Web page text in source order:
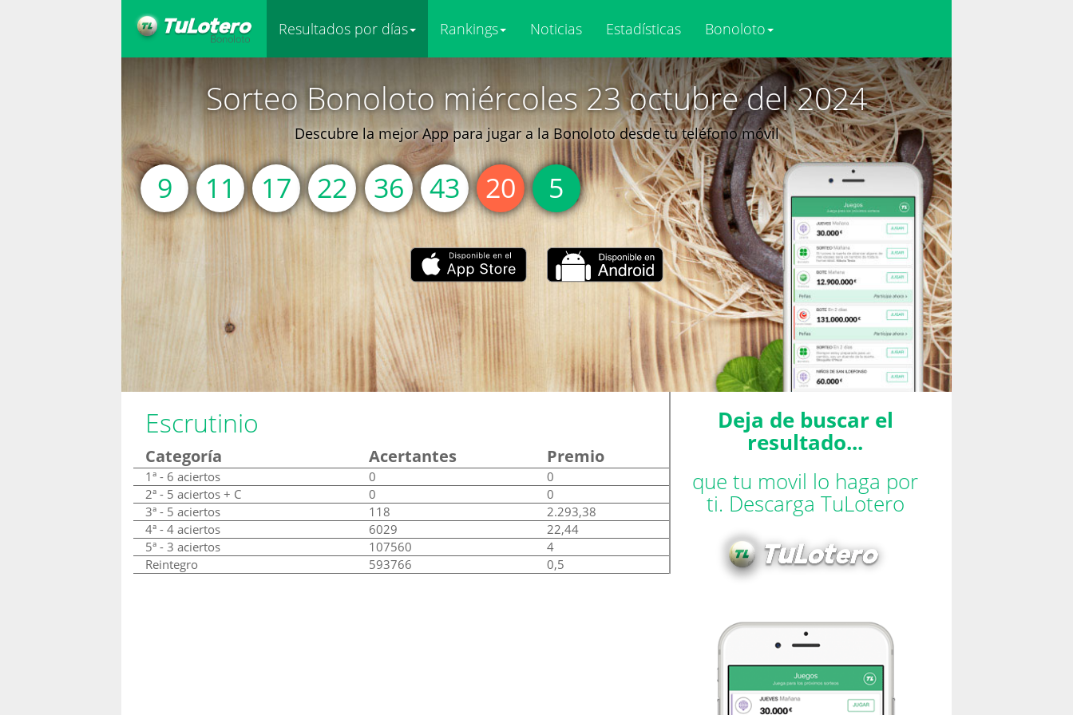
Resultados por días Rankings Noticias Estadísticas Bonoloto
Sorteo Bonoloto miércoles 23 octubre del 2024
Descubre la mejor App para jugar a la Bonoloto desde tu teléfono móvil
9 11 17 22 36 43 20 5
Escrutinio
Categoría Acertantes Premio
1ª - 6 aciertos 0
0
2ª - 5 aciertos + C
0
0
3ª - 5 aciertos
118
2.293,38
4ª - 4 aciertos
6029
22,44
5ª - 3 aciertos
107560
4
Reintegro
593766 0,5
Deja de buscar el
resultado...
que tu movil lo haga por
ti. Descarga TuLotero